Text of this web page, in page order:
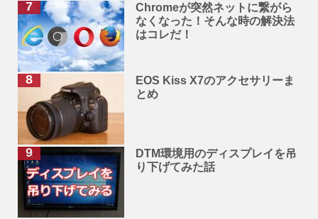
Chromeが突然ネットに繋がら
なくなった！そんな時の解決法
はコレだ！
EOS Kiss X7のアクセサリーま
とめ
DTM環境用のディスプレイを吊
り下げてみた話